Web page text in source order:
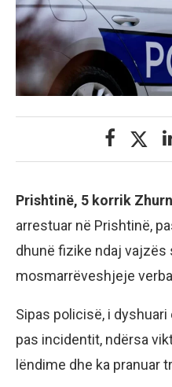
Prishtinë, 5 korrik
arrestuar në Prishtinë,
dhunë fizike ndaj vajzës
mosmarrëveshjeje
Sipas policisë, i
pas incidentit, ndërsa
lëndime dhe ka pranuar